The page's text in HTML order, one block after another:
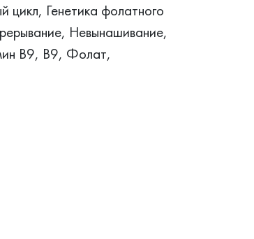
Генетика фолатного
Невынашивание,
В9, B9, Фолат,